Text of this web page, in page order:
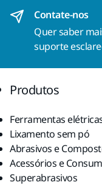
Contate-nos
Quer saber
suporte
Produtos
Ferramentas
Lixamento sem pó
Abrasivos e
Acessórios e
Superabrasivos